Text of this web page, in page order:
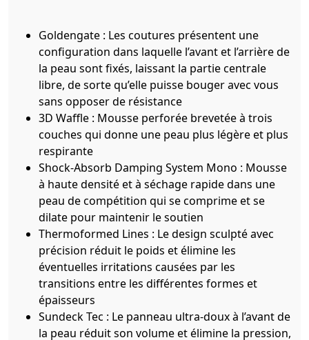
Goldengate : Les coutures présentent une
configuration dans laquelle l’avant et l’arrière de
la peau sont fixés, laissant la partie centrale
libre, de sorte qu’elle puisse bouger avec vous
sans opposer de résistance
3D Waffle : Mousse perforée brevetée à trois
couches qui donne une peau plus légère et plus
respirante
Shock-Absorb Damping System Mono : Mousse
à haute densité et à séchage rapide dans une
peau de compétition qui se comprime et se
dilate pour maintenir le soutien
Thermoformed Lines : Le design sculpté avec
précision réduit le poids et élimine les
éventuelles irritations causées par les
transitions entre les différentes formes et
épaisseurs
Sundeck Tec : Le panneau ultra-doux à l’avant de
la peau réduit son volume et élimine la pression,